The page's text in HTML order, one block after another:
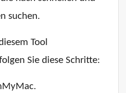
suchen.
Tool
Sie diese Schritte: